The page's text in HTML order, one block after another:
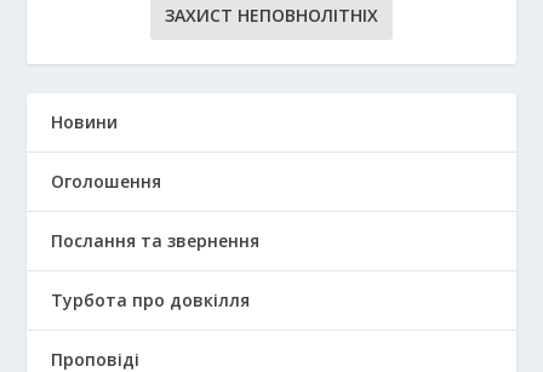
ЗАХИСТ НЕПОВНОЛІТНІХ
Новини
Оголошення
Послання та звернення
Турбота про довкілля
Проповіді